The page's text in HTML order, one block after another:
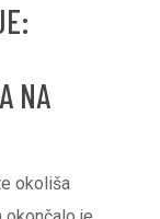
NA
okoliša